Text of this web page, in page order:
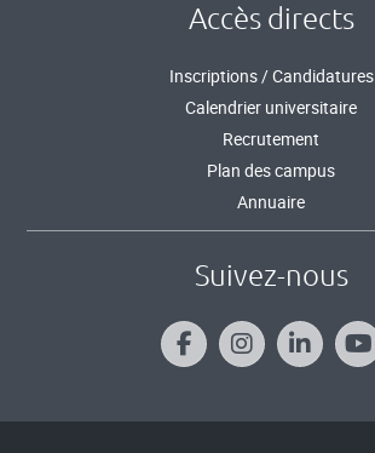
Accès directs
Inscriptions / Candidatures
Calendrier universitaire
Recrutement
Plan des campus
Annuaire
Suivez-nous